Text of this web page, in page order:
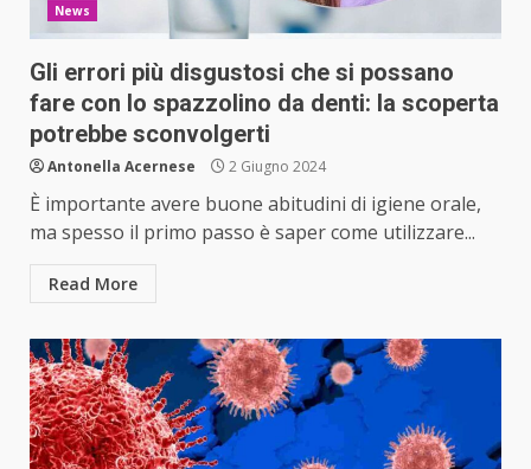
News
Gli errori più disgustosi che si possano
fare con lo spazzolino da denti: la scoperta
potrebbe sconvolgerti
Antonella Acernese 2 Giugno 2024
È importante avere buone abitudini di igiene orale,
ma spesso il primo passo è saper come utilizzare...
Read More